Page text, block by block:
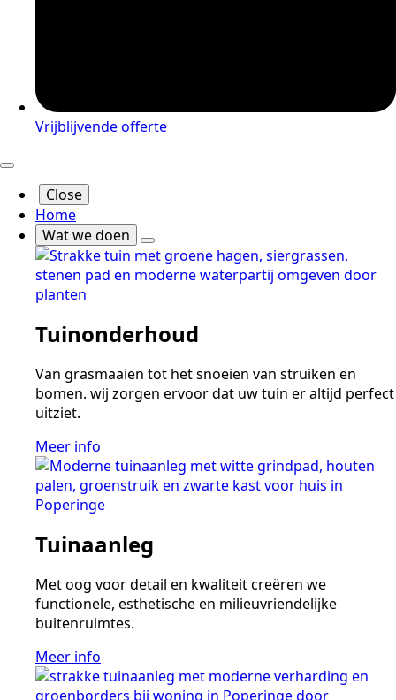
Vrijblijvende offerte
Close
Home
Wat we doen
Tuinonderhoud
Van grasmaaien tot het snoeien van struiken en
bomen. wij zorgen ervoor dat uw tuin er altijd perfect
uitziet.
Meer info
Tuinaanleg
Met oog voor detail en kwaliteit creëren we
functionele, esthetische en milieuvriendelijke
buitenruimtes.
Meer info